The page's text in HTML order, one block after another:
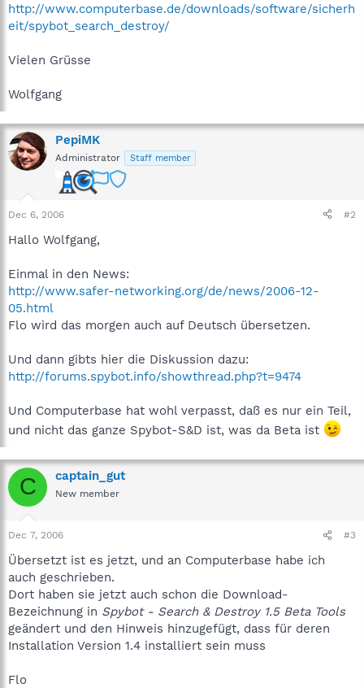
http://www.computerbase.de/downloads/software/sicherh
eit/spybot_search_destroy/
Vielen Grüsse
Wolfgang
PepiMK
Administrator Staff member
Dec 6, 2006 #2
Hallo Wolfgang,
Einmal in den News:
http://www.safer-networking.org/de/news/2006-12-
05.html
Flo wird das morgen auch auf Deutsch übersetzen.
Und dann gibts hier die Diskussion dazu:
http://forums.spybot.info/showthread.php?t=9474
Und Computerbase hat wohl verpasst, daß es nur ein Teil,
und nicht das ganze Spybot-S&D ist, was da Beta ist
C captain_gut
New member
Dec 7, 2006 #3
Übersetzt ist es jetzt, und an Computerbase habe ich
auch geschrieben.
Dort haben sie jetzt auch schon die Download-
Bezeichnung in Spybot - Search & Destroy 1.5 Beta Tools
geändert und den Hinweis hinzugefügt, dass für deren
Installation Version 1.4 installiert sein muss
Flo